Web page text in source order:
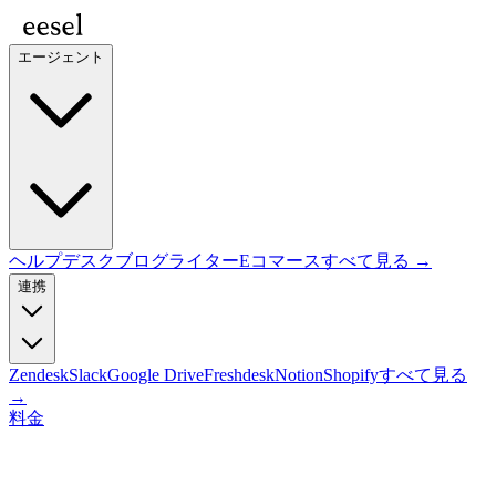
エージェント
ヘルプデスクブログライターEコマースすべて見る →
連携
ZendeskSlackGoogle DriveFreshdeskNotionShopifyすべて見る
→
料金